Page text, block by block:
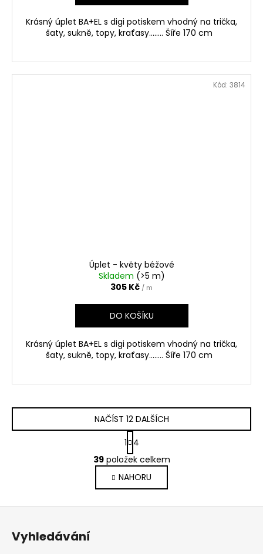
Krásný úplet BA+EL s digi potiskem vhodný na trička,
šaty, sukně, topy, kraťasy........ Šíře 170 cm
Úplet - květy béžové
Skladem (>5 m)
305 Kč / m
DO KOŠÍKU
Krásný úplet BA+EL s digi potiskem vhodný na trička,
šaty, sukně, topy, kraťasy........ Šíře 170 cm
Kód: 3814
O
v
l
á
d
NAČÍST 12 DALŠÍCH
S
t
r
á
n
k
1
4
39položek celkem
NAHORU
Z
Vyhledávání